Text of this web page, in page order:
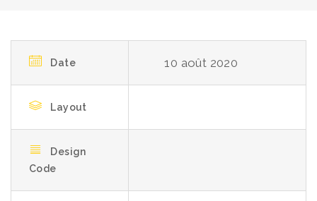
Date 10 août 2020
Layout
Design
Code